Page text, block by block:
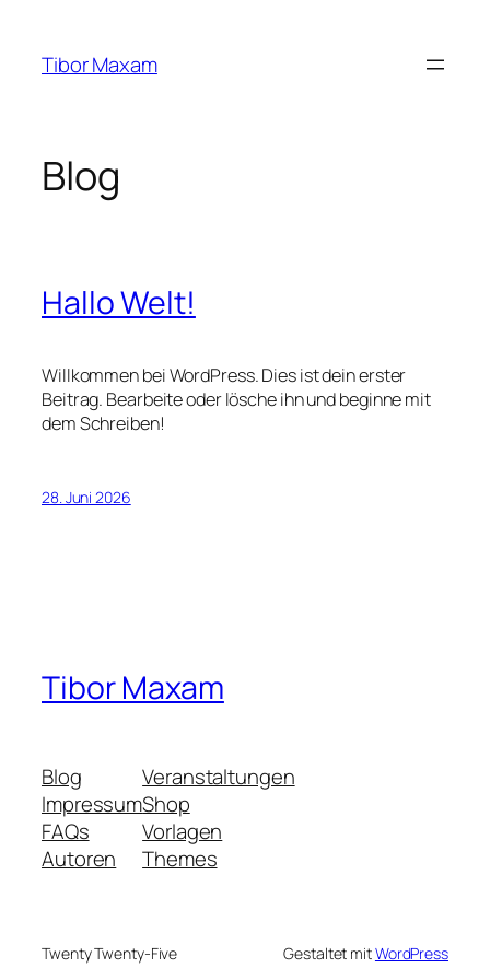
springen
Tibor Maxam
Blog
Hallo Welt!
Willkommen bei WordPress. Dies ist dein erster
Beitrag. Bearbeite oder lösche ihn und beginne mit
dem Schreiben!
28. Juni 2026
Tibor Maxam
Blog
Impressum
FAQs
Autoren
Veranstaltungen
Shop
Vorlagen
Themes
Twenty Twenty-Five Gestaltet mitWordPress